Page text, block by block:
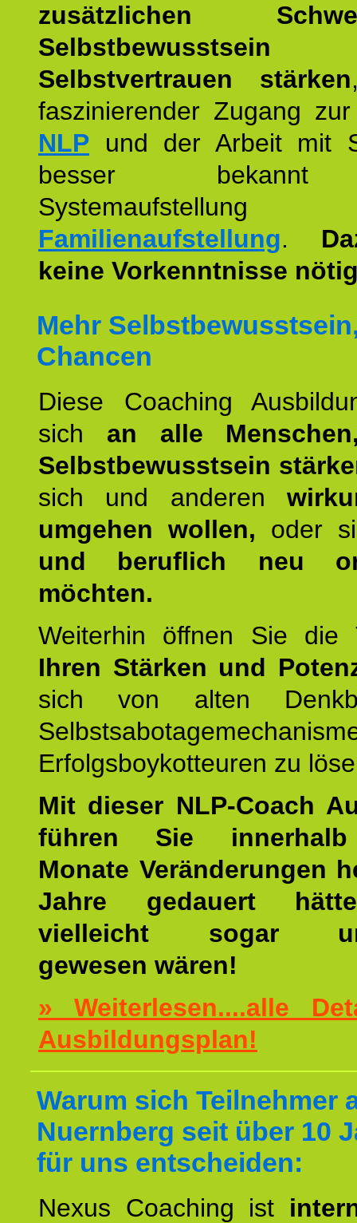
zusätzlichen
Selbstvertrauen stärken
faszinierender Zugang
NLP und der Arbeit mit
besser
Familienaufstellung.
keine Vorkenntnisse
Mehr
Chancen
Diese Coaching
sich an alle
Selbstbewusstsein
sich und anderen
umgehen wollen, oder
und beruflich neu
möchten.
Weiterhin öffnen Sie
Ihren Stärken und
sich von alten
Erfolgsboykotteuren zu
Mit dieser NLP-Coach
führen Sie
Monate Veränderungen
Jahre gedauert
vielleicht sogar
gewesen wären!
» Weiterlesen....alle
Ausbildungsplan!
Warum sich Teilnehmer
Nuernberg seit über 10
für uns entscheiden:
Nexus Coaching ist